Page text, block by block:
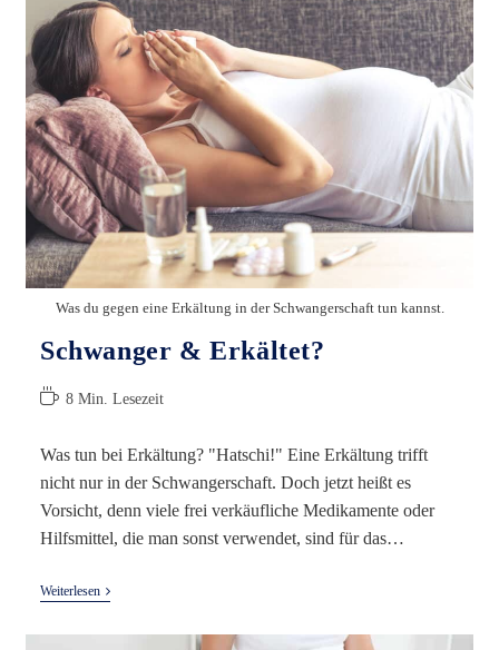
Was du gegen eine Erkältung in der Schwangerschaft tun kannst.
Schwanger & Erkältet?
Lesedauer:
8 Min. Lesezeit
Was tun bei Erkältung? "Hatschi!" Eine Erkältung trifft
nicht nur in der Schwangerschaft. Doch jetzt heißt es
Vorsicht, denn viele frei verkäufliche Medikamente oder
Hilfsmittel, die man sonst verwendet, sind für das…
WeiterlesenSchwanger